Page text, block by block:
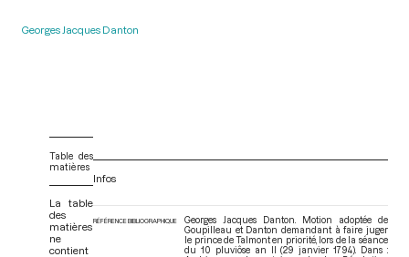
Georges Jacques Danton
Table des
matières
La table
des
matières
ne
contient
Infos
RÉFÉRENCE BIBLIOGRAPHIQUE
Georges Jacques Danton. Motion adoptée de
Goupilleau et Danton demandant à faire juger
le prince de Talmont en priorité, lors de la séance
du 10 pluviôse an II (29 janvier 1794). Dans :